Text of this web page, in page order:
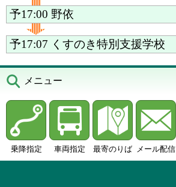
予17:00 野依
予17:07 くすのき特別支援学校
メニュー
乗降指定 車両指定 最寄のりば メール配信